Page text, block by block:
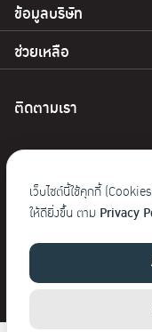
ข้อมูลบริษัท
ช่วยเหลือ
ติดตามเรา
© 2023 Baoji. สงวนลิขสิทธิ์
เว็บไซต์นี้ใช้คุกกี้
ให้ดียิ่งขึ้น ตาม Privacy